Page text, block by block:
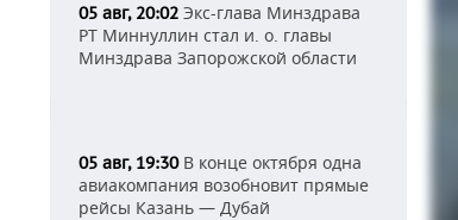
05 авг, 20:02 Экс-глава Минздрава
РТ Миннуллин стал и. о. главы
Минздрава Запорожской области
05 авг, 19:30В конце октября одна
авиакомпания возобновит прямые
рейсы Казань — Дубай